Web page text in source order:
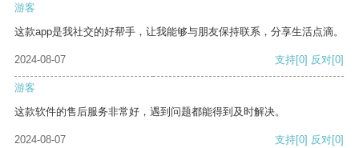
游客
这款app是我社交的好帮手，让我能够与朋友保持联系，分享生活点滴。
2024-08-07 支持[0] 反对[0]
游客
这款软件的售后服务非常好，遇到问题都能得到及时解决。
2024-08-07 支持[0] 反对[0]